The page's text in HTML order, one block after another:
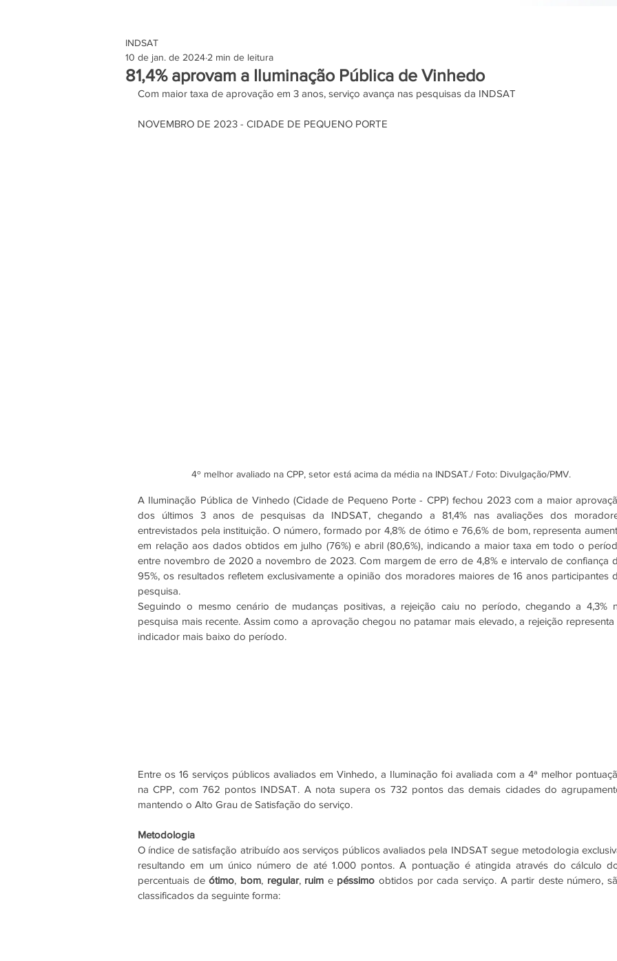
81,4% aprovam a Iluminação Pública de Vinhedo
INDSAT
10 de jan. de 2024 2 min de leitura
Com maior taxa de aprovação em 3 anos, serviço avança nas pesquisas da INDSAT
NOVEMBRO DE 2023 - CIDADE DE PEQUENO PORTE
4º melhor avaliado na CPP, setor está acima da média na INDSAT./ Foto: Divulgação/PMV.
A Iluminação Pública de Vinhedo (Cidade de Pequeno Porte - CPP) fechou 2023 com a maior
dos últimos 3 anos de pesquisas da INDSAT, chegando a 81,4% nas avaliações dos
entrevistados pela instituição. O número, formado por 4,8% de ótimo e 76,6% de bom, representa
em relação aos dados obtidos em julho (76%) e abril (80,6%), indicando a maior taxa em todo o
entre novembro de 2020 a novembro de 2023. Com margem de erro de 4,8% e intervalo de confiança
95%, os resultados refletem exclusivamente a opinião dos moradores maiores de 16 anos participantes
pesquisa.
Seguindo o mesmo cenário de mudanças positivas, a rejeição caiu no período, chegando a 4,3%
pesquisa mais recente. Assim como a aprovação chegou no patamar mais elevado, a rejeição representa
indicador mais baixo do período.
Entre os 16 serviços públicos avaliados em Vinhedo, a Iluminação foi avaliada com a 4ª melhor
na CPP, com 762 pontos INDSAT. A nota supera os 732 pontos das demais cidades do
mantendo o Alto Grau de Satisfação do serviço.
Metodologia
O índice de satisfação atribuído aos serviços públicos avaliados pela INDSAT segue metodologia
resultando em um único número de até 1.000 pontos. A pontuação é atingida através do cálculo
percentuais de ótimo, bom, regular, ruim e péssimo obtidos por cada serviço. A partir deste número,
classificados da seguinte forma: